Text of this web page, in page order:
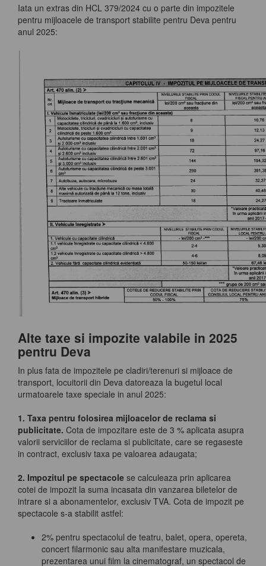
Iata un extras din HCL 379/2024 cu o parte din impozitele
pentru mijloacele de transport stabilite pentru Deva pentru
anul 2025:
Alte taxe si impozite valabile in 2025
pentru Deva
In plus fata de impozitele pe cladiri/terenuri si mijloace de
transport, locuitorii din Deva datoreaza la bugetul local
urmatoarele taxe speciale in anul 2025:
1. Taxa pentru folosirea mijloacelor de reclama si
publicitate. Cota de impozitare este de 3 % aplicata asupra
valorii serviciilor de reclama si publicitate, care se regaseste
in contract, exclusiv taxa pe valoarea adaugata;
2. Impozitul pe spectacole se calculeaza prin aplicarea
cotei de impozit la suma incasata din vanzarea biletelor de
intrare si a abonamentelor, exclusiv TVA. Cota de impozit pe
spectacole s-a stabilit astfel:
2% pentru spectacolul de teatru, balet, opera, opereta,
concert filarmonic sau alta manifestare muzicala,
prezentarea unui film la cinematograf, un spectacol de